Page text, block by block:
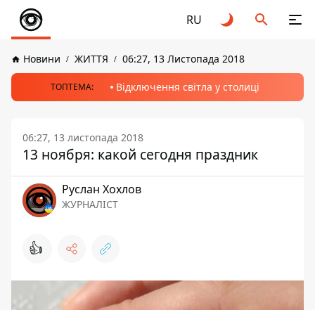
RU
Новини ЖИТТЯ 06:27, 13 Листопада 2018
ТОПТЕМА: Відключення світла у столиці
06:27, 13 листопада 2018
13 ноября: какой сегодня праздник
Руслан Хохлов
ЖУРНАЛІСТ
👍